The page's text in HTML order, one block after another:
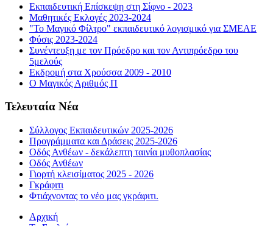
Εκπαιδευτική Επίσκεψη στη Σίφνο - 2023
Μαθητικές Εκλογές 2023-2024
"Το Μαγικό Φίλτρο" εκπαιδευτικό λογισμικό για ΣΜΕΑΕ
Φύσις 2023-2024
Συνέντευξη με τον Πρόεδρο και τον Αντιπρόεδρο του
5μελούς
Εκδρομή στα Χρούσσα 2009 - 2010
Ο Μαγικός Αριθμός Π
Τελευταία Νέα
Σύλλογος Εκπαιδευτικών 2025-2026
Προγράμματα και Δράσεις 2025-2026
Οδός Ανθέων - δεκάλεπτη ταινία μυθοπλασίας
Οδός Ανθέων
Γιορτή κλεισίματος 2025 - 2026
Γκράφιτι
Φτιάχνοντας το νέο μας γκράφιτι.
Αρχική